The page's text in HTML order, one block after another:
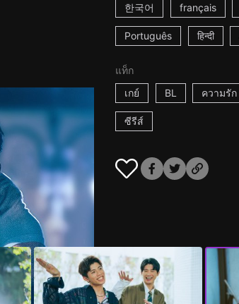
한국어 français
Português हिन्दी
แท็ก
เกย์
BL ความรัก
ซีรีส์